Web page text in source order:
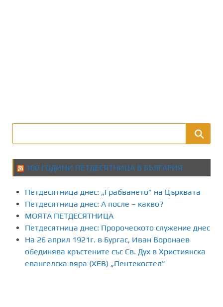
100 ГОДИНИ ПЕТДЕСЯТНИЦА В БЪЛГАРИЯ
Петдесятница днес: „Грабването” на Църквата
Петдесятница днес: А после – какво?
МОЯТА ПЕТДЕСЯТНИЦА
Петдесятница днес: Пророческото служение днес
На 26 април 1921г. в Бургас, Иван Воронаев
обединява кръстените със Св. Дух в Християнска
евангелска вяра (ХЕВ) „Пентекостел”